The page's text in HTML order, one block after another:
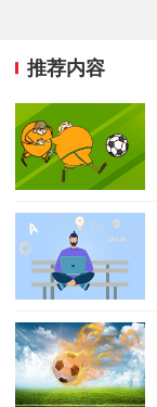
推荐内容